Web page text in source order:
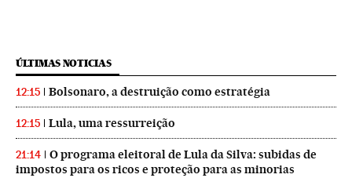
ÚLTIMAS NOTICIAS
12:15 Bolsonaro, a destruição como estratégia
12:15 Lula, uma ressurreição
21:14
O programa eleitoral de Lula da Silva: subidas de
impostos para os ricos e proteção para as minorias